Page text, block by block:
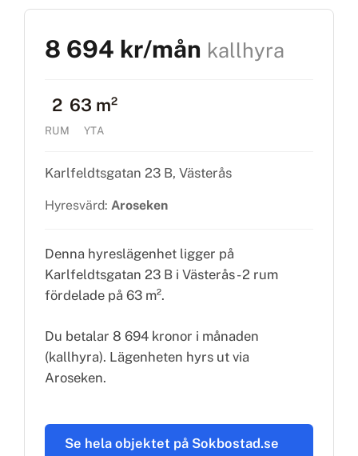
8 694 kr/mån kallhyra
2
RUM
63 m²
YTA
Karlfeldtsgatan 23 B, Västerås
Hyresvärd: Aroseken
Denna hyreslägenhet ligger på
Karlfeldtsgatan 23 B i Västerås - 2 rum
fördelade på 63 m².
Du betalar 8 694 kronor i månaden
(kallhyra). Lägenheten hyrs ut via
Aroseken.
Se hela objektet på Sokbostad.se